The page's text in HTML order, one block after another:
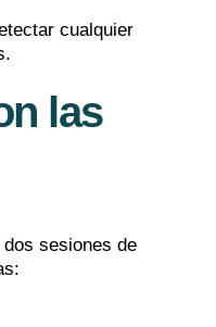
cualquier
las
sesiones de